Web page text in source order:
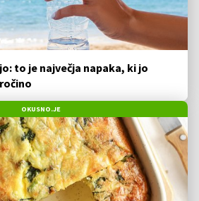
to je največja napaka, ki jo
OKUSNO.JE